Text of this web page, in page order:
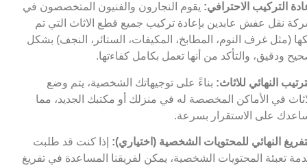
التركيب الاحترافي: يقوم النجارون والفنيون المتخصصون في
نقل عفش عابدين بإعادة تركيب جميع قطع الاثاث التي تم
(مثل غرف النوم، المطابخ، المكيفات، الستائر، النجف) بشكل
ودقيق، والتأكد من أنها تعمل بكامل كفاءتها.
النهائي للاثاث: بناءً على توجيهاتك الشخصية، يتم وضع
في الأماكن المخصصة له في منزلك أو مكتبك الجديد، مما
على الاستقرار بسرعة.
النهائي للمحتويات الشخصية (اختياري): إذا كنت قد طلبت
تعبئة المحتويات الشخصية، يمكن لفريقنا المساعدة في تفريغ